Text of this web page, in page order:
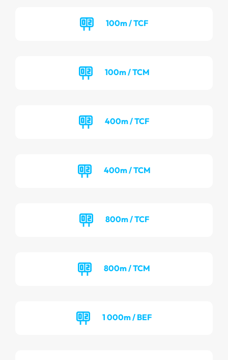
100m / TCF
100m / TCM
400m / TCF
400m / TCM
800m / TCF
800m / TCM
1 000m / BEF